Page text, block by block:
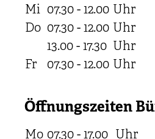
Mi 07.30 - 12.00 Uhr
Do 07.30 - 12.00 Uhr
13.00 - 17.30 Uhr
Fr
07.30 - 12.00 Uhr
Öffnungszeiten
Mo 07.30 - 17.00 Uhr